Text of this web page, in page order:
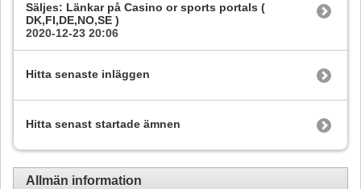
Säljes: Länkar på Casino or sports portals (
DK,FI,DE,NO,SE )
2020-12-23 20:06
Hitta senaste inläggen
Hitta senast startade ämnen
Allmän information